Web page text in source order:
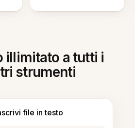
illimitato a tutti i
strumenti
file in testo